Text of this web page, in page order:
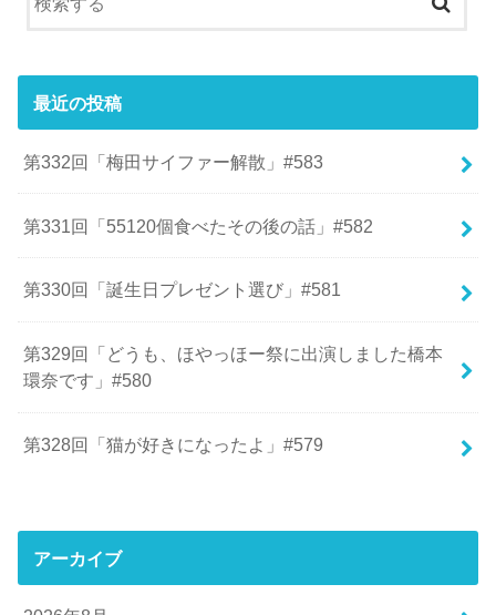
最近の投稿
第332回「梅田サイファー解散」#583
第331回「55120個食べたその後の話」#582
第330回「誕生日プレゼント選び」#581
第329回「どうも、ほやっほー祭に出演しました橋本
環奈です」#580
第328回「猫が好きになったよ」#579
アーカイブ